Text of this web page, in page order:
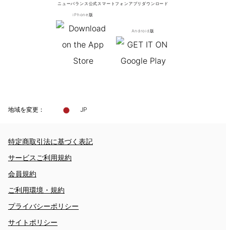
ニューバランス公式スマートフォンアプリ ダウンロード
iPhone版
Android版
地域を変更： JP
特定商取引法に基づく表記
サービスご利用規約
会員規約
ご利用環境・規約
プライバシーポリシー
サイトポリシー